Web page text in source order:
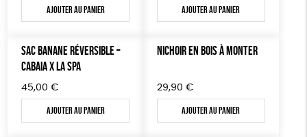
Ajouter au panier Ajouter au panier
SAC BANANE RÉVERSIBLE –
CABAIA X LA SPA
45,00 €
Ajouter au panier
NICHOIR EN BOIS À MONTER
29,90 €
Ajouter au panier